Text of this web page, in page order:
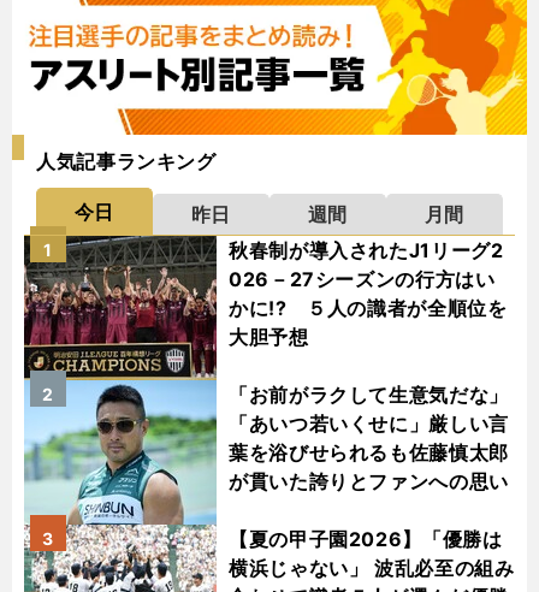
人気記事ランキング
今日 昨日 週間
月間
秋春制が導入されたJ1リーグ2
026－27シーズンの行方はい
かに!? ５人の識者が全順位を
大胆予想
1
「お前がラクして生意気だな」
「あいつ若いくせに」厳しい言
葉を浴びせられるも佐藤慎太郎
が貫いた誇りとファンへの思い
2
【夏の甲子園2026】「優勝は
横浜じゃない」 波乱必至の組み
3